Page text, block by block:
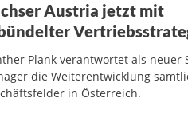
Austria jetzt mit
Plank verantwortet als neuer
die Weiterentwicklung
in Österreich.